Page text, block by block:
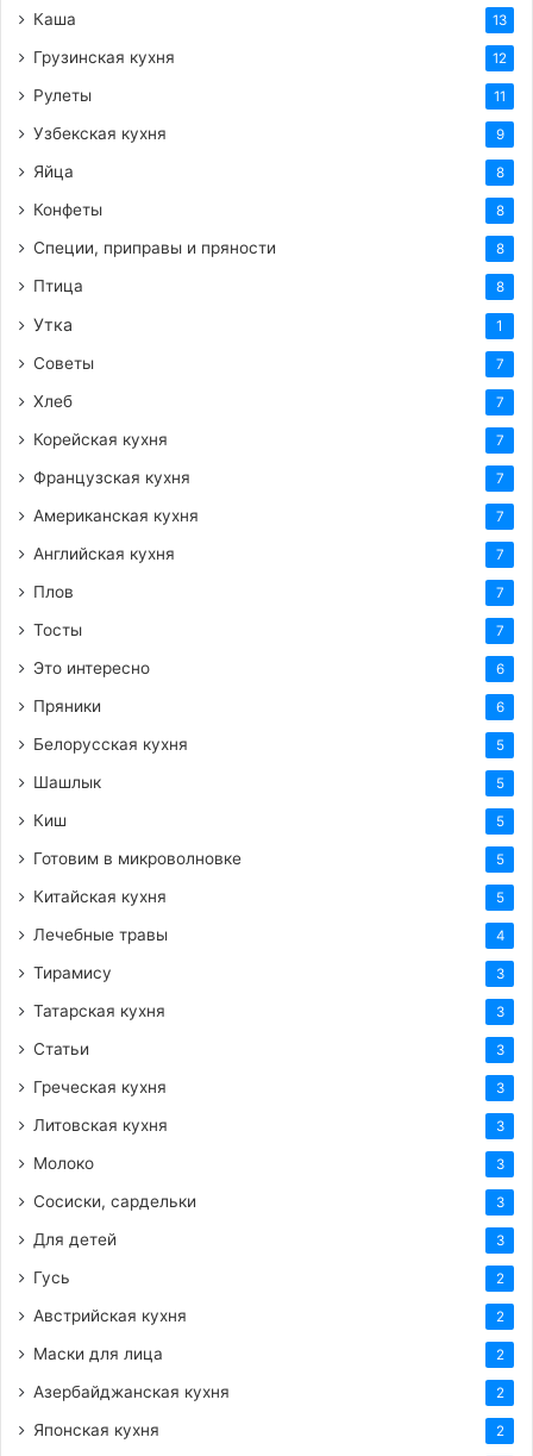
Каша 13
Грузинская кухня 12
Рулеты 11
Узбекская кухня 9
Яйца 8
Конфеты 8
Специи, приправы и пряности 8
Птица 8
Утка 1
Советы 7
Хлеб 7
Корейская кухня 7
Французская кухня 7
Американская кухня 7
Английская кухня 7
Плов 7
Тосты 7
Это интересно 6
Пряники 6
Белорусская кухня 5
Шашлык 5
Киш 5
Готовим в микроволновке 5
Китайская кухня 5
Лечебные травы 4
Тирамису 3
Татарская кухня 3
Статьи 3
Греческая кухня 3
Литовская кухня 3
Молоко 3
Сосиски, сардельки 3
Для детей 3
Гусь 2
Австрийская кухня 2
Маски для лица 2
Азербайджанская кухня 2
Японская кухня 2